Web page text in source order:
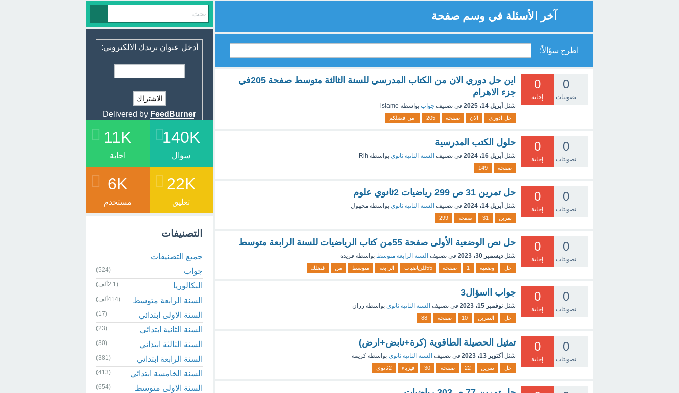
آخر الأسئلة في وسم صفحة
اطرح سؤالاً:
0
تصويتات
0
إجابة
اين حل دوري الان من الكتاب المدرسي للسنة الثالثة متوسط صفحة 205في
جزء الاهرام
سُئل أبريل 14، 2025 في تصنيف جواب بواسطة islame
حل-ادوري الان صفحة 205 -من-فضلكم
0
تصويتات
0
إجابة
حلول الكتب المدرسية
سُئل أبريل 16، 2024 في تصنيف السنة الثانية ثانوي بواسطة Rih
صفحة 149
0
تصويتات
0
إجابة
حل تمرين 31 ص 299 رياضيات 2ثانوي علوم
سُئل أبريل 14، 2024 في تصنيف السنة الثانية ثانوي بواسطة مجهول
تمرين 31 صفحة 299
0
تصويتات
0
إجابة
حل نص الوضعية الأولى صفحة 55من كتاب الرياضيات للسنة الرابعة متوسط
سُئل ديسمبر 30، 2023 في تصنيف السنة الرابعة متوسط بواسطة فريدة
حل وضعية 1 صفحة 55للرياضيات الرابعة متوسط من فضلك
0
تصويتات
0
إجابة
جواب ااسؤال3
سُئل نوفمبر 15، 2023 في تصنيف السنة الثانية ثانوي بواسطة رزان
حل التمرين 10 صفحة 88
0
تصويتات
0
إجابة
تمثيل الحصيلة الطاقوية (كرة+نابض+ارض)
سُئل أكتوبر 13، 2023 في تصنيف السنة الثانية ثانوي بواسطة كريمة
حل تمرين 22 صفحة 30 فيزياء 2ثانوي
أدخل عنوان بريدك الالكتروني:
Delivered by FeedBurner
140K
سؤال
11K
اجابة
22K
تعليق
6K
مستخدم
التصنيفات
جميع التصنيفات
جواب
(524)
البكالوريا (2.1ألف)
السنة الرابعة متوسط (414ألف)
السنة الاولى ابتدائي (17)
السنة الثانية ابتدائي (23)
السنة الثالثة ابتدائي (30)
السنة الرابعة ابتدائي (381)
السنة الخامسة ابتدائي (413)
السنة الاولى متوسط (654)